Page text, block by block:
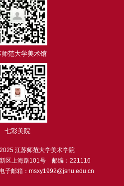
师范大学美术馆
七彩美院
江苏师范大学美术学院
区上海路101号 邮编：221116
邮箱：msxy1992@jsnu.edu.cn